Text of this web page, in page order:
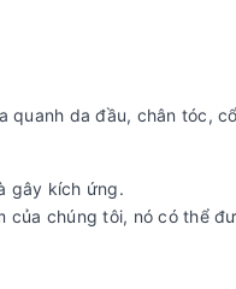
quanh da đầu, chân tóc,
gây kích ứng.
của chúng tôi, nó có thể